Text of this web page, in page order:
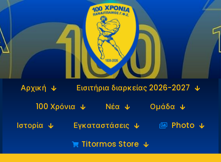
Αρχική
Εισιτήρια διαρκείας 2026-2027
100 Χρόνια
Νέα
Ομάδα
Ιστορία
Εγκαταστάσεις
‎‏‏‎ ‎Photo
Titormos Store